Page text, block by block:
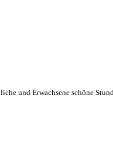
und Erwachsene schöne